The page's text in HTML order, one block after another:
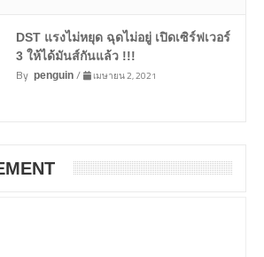
DST แรงไม่หยุด ฉุดไม่อยู่ เปิดเซิร์ฟเวอร์
3 ให้ได้มันส์กันแล้ว !!!
By penguin/ เมษายน 2, 2021